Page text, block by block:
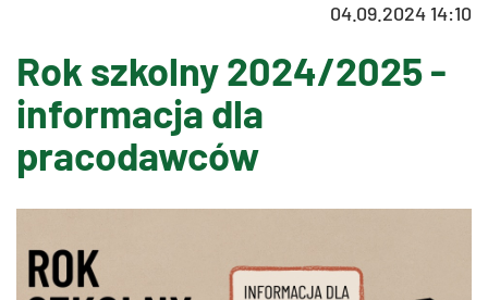
04.09.2024 14:10
Rok szkolny 2024/2025 -
informacja dla
pracodawców